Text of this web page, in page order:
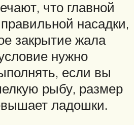
что главной
насадки,
закрытие жала
нужно
если вы
рыбу, размер
ладошки.